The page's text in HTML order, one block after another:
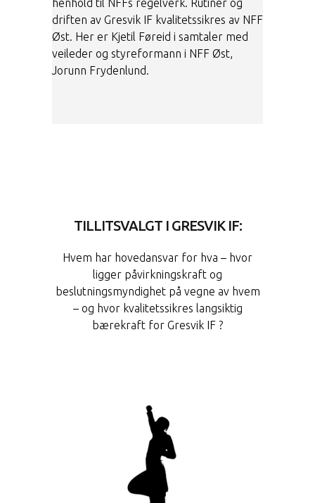
henhold til NFFs regelverk. Rutiner og
driften av Gresvik IF kvalitetssikres av NFF
Øst. Her er Kjetil Føreid i samtaler med
veileder og styreformann i NFF Øst,
Jorunn Frydenlund.
TILLITSVALGT I GRESVIK IF:
Hvem har hovedansvar for hva – hvor
ligger påvirkningskraft og
beslutningsmyndighet på vegne av hvem
– og hvor kvalitetssikres langsiktig
bærekraft for Gresvik IF ?